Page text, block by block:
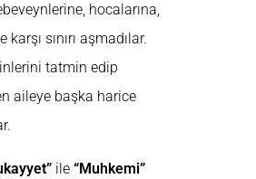
hocalarına,
sınırı aşmadılar.
tatmin edip
aileye başka harice
ile “Muhkemi”